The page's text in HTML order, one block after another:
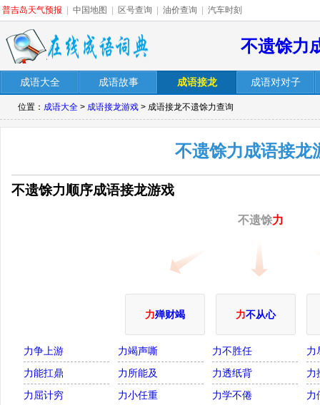
普吉岛天气预报 中国地图 区号查询 油价查询 汽车时刻
不遗馀力
成语大全 成语故事 成语接龙 成语对对子
位置： 成语大全 > 成语接龙游戏 > 成语接龙不遗馀力查询
不遗馀力成语接龙
不遗馀力顺序成语接龙游戏
不遗馀力
力殚财竭 力不从心
力争上游 力竭声嘶 力不胜任
力
力能扛鼎
力所能及 力透纸背
力
力屈计穷
力小任重 力学不倦
力